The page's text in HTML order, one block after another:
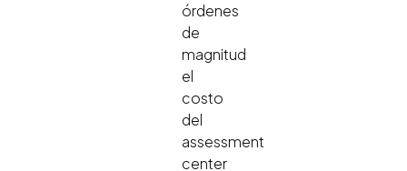
órdenes
de
magnitud
el
costo
del
assessment
center